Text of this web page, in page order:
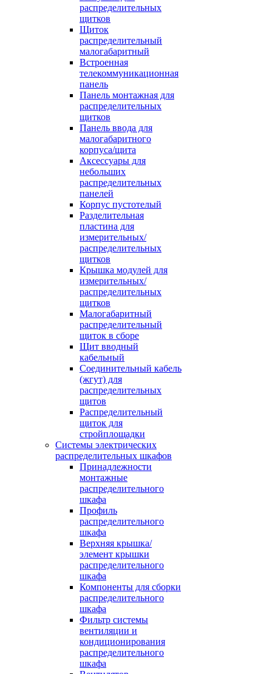
распределительных
щитков
Щиток
распределительный
малогабаритный
Встроенная
телекоммуникационная
панель
Панель монтажная для
распределительных
щитков
Панель ввода для
малогабаритного
корпуса/щита
Аксессуары для
небольших
распределительных
панелей
Корпус пустотелый
Разделительная
пластина для
измерительных/
распределительных
щитков
Крышка модулей для
измерительных/
распределительных
щитков
Малогабаритный
распределительный
щиток в сборе
Щит вводный
кабельный
Соединительный кабель
(жгут) для
распределительных
щитов
Распределительный
щиток для
стройплощадки
Системы электрических
распределительных шкафов
Принадлежности
монтажные
распределительного
шкафа
Профиль
распределительного
шкафа
Верхняя крышка/
элемент крышки
распределительного
шкафа
Компоненты для сборки
распределительного
шкафа
Фильтр системы
вентиляции и
кондиционирования
распределительного
шкафа